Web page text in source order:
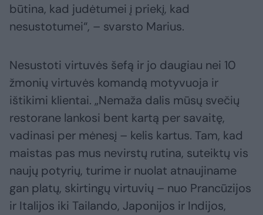
būtina, kad judėtumei į priekį, kad
nesustotumei“, – svarsto Marius.
Nesustoti virtuvės šefą ir jo daugiau nei 10
žmonių virtuvės komandą motyvuoja ir
ištikimi klientai. „Nemaža dalis mūsų svečių
restorane lankosi bent kartą per savaitę,
vadinasi per mėnesį – kelis kartus. Tam, kad
maistas pas mus nevirstų rutina, suteiktų vis
naujų potyrių, turime ir nuolat atnaujiname
gan platų, skirtingų virtuvių – nuo Prancūzijos
ir Italijos iki Tailando, Japonijos ir Indijos,